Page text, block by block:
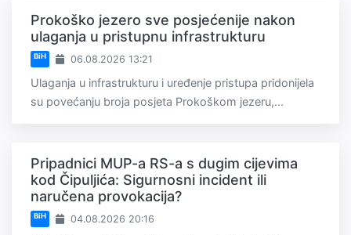
Prokoško jezero sve posjećenije nakon
ulaganja u pristupnu infrastrukturu
BiH 06.08.2026 13:21
Ulaganja u infrastrukturu i uređenje pristupa pridonijela
su povećanju broja posjeta Prokoškom jezeru,...
Pripadnici MUP-a RS-a s dugim cijevima
kod Čipuljića: Sigurnosni incident ili
naručena provokacija?
BiH 04.08.2026 20:16